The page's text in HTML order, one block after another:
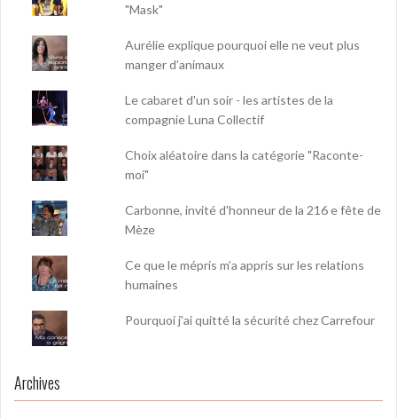
"Mask"
Aurélie explique pourquoi elle ne veut plus
manger d’animaux
Le cabaret d'un soir - les artistes de la
compagnie Luna Collectif
Choix aléatoire dans la catégorie "Raconte-
moi"
Carbonne, invité d'honneur de la 216 e fête de
Mèze
Ce que le mépris m’a appris sur les relations
humaines
Pourquoi j'ai quitté la sécurité chez Carrefour
Archives